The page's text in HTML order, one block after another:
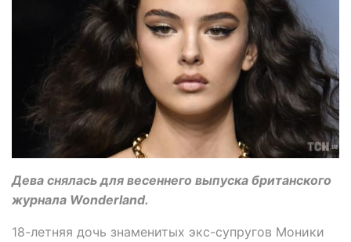
Дева снялась для весеннего выпуска британского
журнала Wonderland.
18-летняя дочь знаменитых экс-супругов Моники